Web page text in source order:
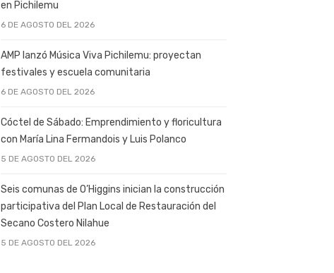
en Pichilemu
6 DE AGOSTO DEL 2026
AMP lanzó Música Viva Pichilemu: proyectan
festivales y escuela comunitaria
6 DE AGOSTO DEL 2026
Cóctel de Sábado: Emprendimiento y floricultura
con María Lina Fermandois y Luis Polanco
5 DE AGOSTO DEL 2026
Seis comunas de O’Higgins inician la construcción
participativa del Plan Local de Restauración del
Secano Costero Nilahue
5 DE AGOSTO DEL 2026